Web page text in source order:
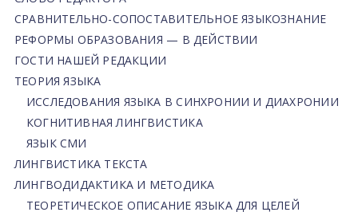
СРАВНИТЕЛЬНО-СОПОСТАВИТЕЛЬНОЕ ЯЗЫКОЗНАНИЕ
РЕФОРМЫ ОБРАЗОВАНИЯ — В ДЕЙСТВИИ
ГОСТИ НАШЕЙ РЕДАКЦИИ
ТЕОРИЯ ЯЗЫКА
ИССЛЕДОВАНИЯ ЯЗЫКА В СИНХРОНИИ И ДИАХРОНИИ
КОГНИТИВНАЯ ЛИНГВИСТИКА
ЯЗЫК СМИ
ЛИНГВИСТИКА ТЕКСТА
ЛИНГВОДИДАКТИКА И МЕТОДИКА
ТЕОРЕТИЧЕСКОЕ ОПИСАНИЕ ЯЗЫКА ДЛЯ ЦЕЛЕЙ